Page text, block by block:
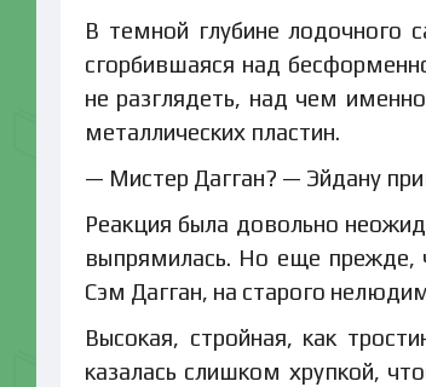
В темной глубине лодочного
сгорбившаяся над
не разглядеть, над чем
металлических пластин.
— Мистер Дагган? — Эйдану
Реакция была довольно
выпрямилась. Но еще прежде,
Сэм Дагган, на старого
Высокая, стройная, как
казалась слишком хрупкой,